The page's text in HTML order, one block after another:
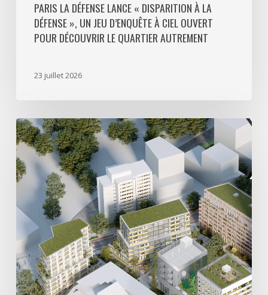
découvrir
quartier
PARIS LA DÉFENSE LANCE « DISPARITION À LA
DÉFENSE », UN JEU D’ENQUÊTE À CIEL OUVERT
POUR DÉCOUVRIR LE QUARTIER AUTREMENT
23 juillet 2026
Avec
5
actes
signés
pour
créer
000
m2
de
programmes